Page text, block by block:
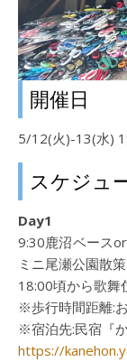
開催日
5/12(火)-13(水)
スケジュ
Day1
9:30鹿沼ベース
ミニ尾瀬公園散
18:00頃から歌舞
※歩行時間距離:
※宿泊先:民宿『か
https://